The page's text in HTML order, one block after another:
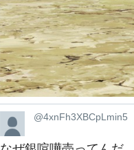
@4xnFh3XBCpLmin5